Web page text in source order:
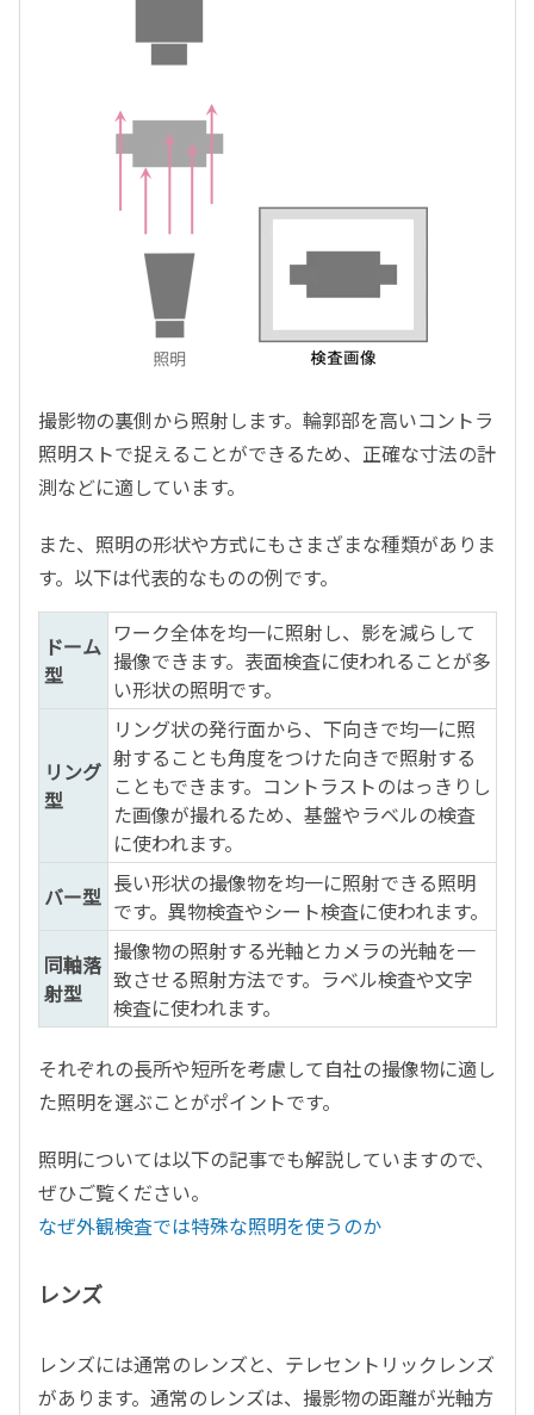
撮影物の裏側から照射します。輪郭部を高いコントラ
照明ストで捉えることができるため、正確な寸法の計
測などに適しています。
また、照明の形状や方式にもさまざまな種類がありま
す。以下は代表的なものの例です。
ドーム
型
ワーク全体を均一に照射し、影を減らして
撮像できます。表面検査に使われることが多
い形状の照明です。
リング
型
リング状の発行面から、下向きで均一に照
射することも角度をつけた向きで照射する
こともできます。コントラストのはっきりし
た画像が撮れるため、基盤やラベルの検査
に使われます。
バー型 長い形状の撮像物を均一に照射できる照明
です。異物検査やシート検査に使われます。
同軸落
射型
撮像物の照射する光軸とカメラの光軸を一
致させる照射方法です。ラベル検査や文字
検査に使われます。
それぞれの長所や短所を考慮して自社の撮像物に適し
た照明を選ぶことがポイントです。
照明については以下の記事でも解説していますので、
ぜひご覧ください。
なぜ外観検査では特殊な照明を使うのか
レンズ
レンズには通常のレンズと、テレセントリックレンズ
があります。通常のレンズは、撮影物の距離が光軸方